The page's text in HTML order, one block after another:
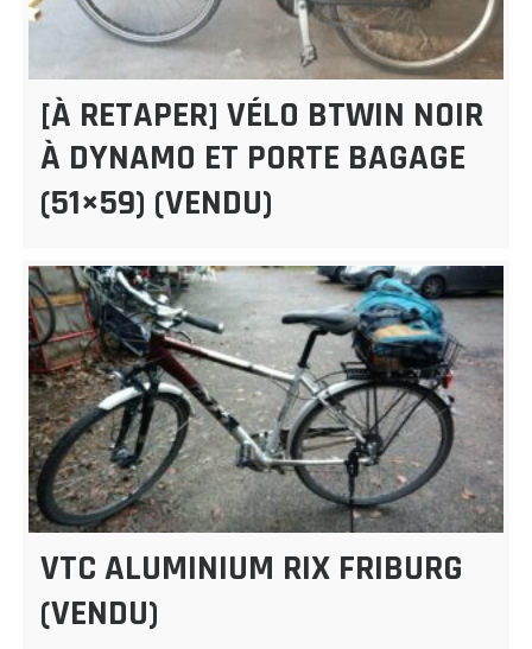
[À RETAPER] VÉLO BTWIN NOIR
À DYNAMO ET PORTE BAGAGE
(51×59) (VENDU)
VTC ALUMINIUM RIX FRIBURG
(VENDU)